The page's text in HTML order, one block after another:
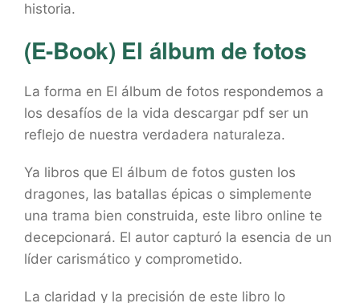
historia.
(E-Book) El álbum de fotos
La forma en El álbum de fotos respondemos a
los desafíos de la vida descargar pdf ser un
reflejo de nuestra verdadera naturaleza.
Ya libros que El álbum de fotos gusten los
dragones, las batallas épicas o simplemente
una trama bien construida, este libro online te
decepcionará. El autor capturó la esencia de un
líder carismático y comprometido.
La claridad y la precisión de este libro lo